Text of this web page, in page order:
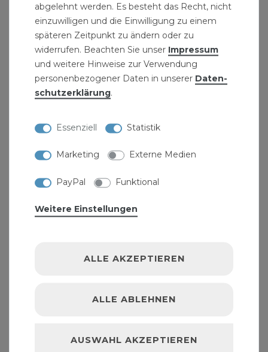
Elaston-Saalb. 50cm, Metallh.24mm
10,99 € *
abgelehnt werden. Es besteht das Recht, nicht
einzuwilligen und die Einwilligung zu einem
späteren Zeitpunkt zu ändern oder zu
widerrufen. Beachten Sie unser Impressum
und weitere Hinweise zur Verwendung
personenbezogener Daten in unserer Daten­
schutz­erklärung.
Essenziell Statistik
Marketing Externe Medien
PayPal Funktional
Weitere Einstellungen
ALLE AKZEPTIEREN
ALLE ABLEHNEN
AUSWAHL AKZEPTIEREN